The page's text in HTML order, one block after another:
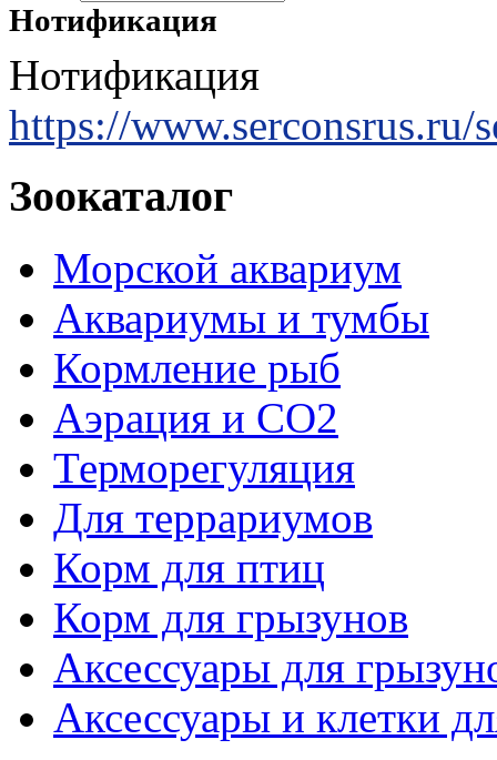
Нотификация
Нотификация
https://
Зоокаталог
Морской аквариум
Аквариумы и тумбы
Кормление рыб
Аэрация и СО2
Терморегуляция
Для террариумов
Корм для птиц
Корм для грызунов
Аксессуары для
Аксессуары и клетки